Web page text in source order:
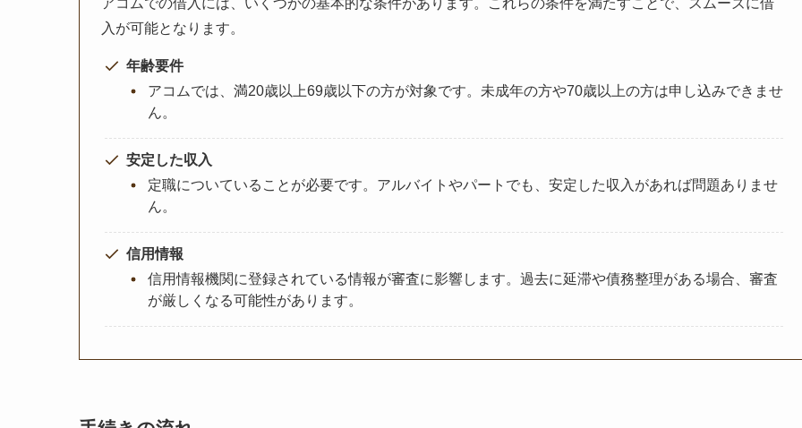
アコムでの借入には、いくつかの基本的な条件があります。これらの条件を満たすことで、スムーズに借
入が可能となります。
年齢要件
アコムでは、満20歳以上69歳以下の方が対象です。未成年の方や70歳以上の方は申し込みできませ
ん。
安定した収入
定職についていることが必要です。アルバイトやパートでも、安定した収入があれば問題ありませ
ん。
信用情報
信用情報機関に登録されている情報が審査に影響します。過去に延滞や債務整理がある場合、審査
が厳しくなる可能性があります。